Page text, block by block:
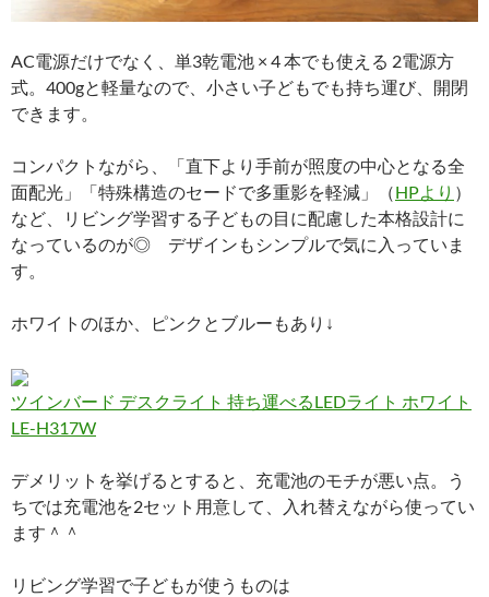
AC電源だけでなく、単3乾電池 × 4 本でも使える 2電源方
式。400gと軽量なので、小さい子どもでも持ち運び、開閉
できます。
コンパクトながら、「直下より手前が照度の中心となる全
面配光」「特殊構造のセードで多重影を軽減」（HPより ）
など、リビング学習する子どもの目に配慮した本格設計に
なっているのが◎ デザインもシンプルで気に入っていま
す。
ホワイトのほか、ピンクとブルーもあり↓
ツインバード デスクライト 持ち運べるLEDライト ホワイト
LE-H317W
デメリットを挙げるとすると、充電池のモチが悪い点。う
ちでは充電池を2セット用意して、入れ替えながら使ってい
ます＾＾
リビング学習で子どもが使うものは